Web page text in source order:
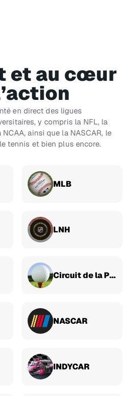
et au cœur
en direct des ligues
y compris la NFL, la
ainsi que la NASCAR, le
tennis et bien plus encore.
MLB
LNH
Circuit de la PGA
NASCAR
INDYCAR